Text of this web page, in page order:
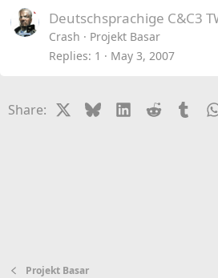
Deutschsprachige C&C3
Crash
Projekt Basar
Replies 1 May 3, 2007
Share: BlueskyLinkedIn
Reddit
Projekt Basar